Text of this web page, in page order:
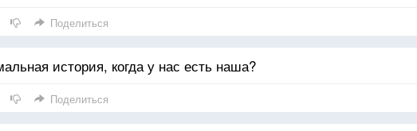
Поделиться
история, когда у нас есть наша?
Поделиться